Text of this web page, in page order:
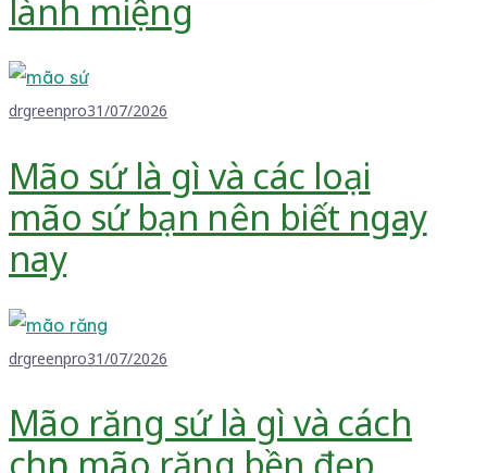
lành miệng
drgreenpro31/07/2026
Mão sứ là gì và các loại
mão sứ bạn nên biết ngay
nay
drgreenpro31/07/2026
Mão răng sứ là gì và cách